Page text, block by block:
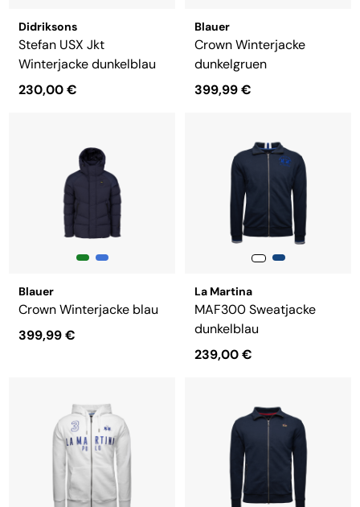
Didriksons
Stefan USX Jkt
Winterjacke dunkelblau
230,00 €
Blauer
Crown Winterjacke
dunkelgruen
399,99 €
Blauer
Crown Winterjacke blau
399,99 €
La Martina
MAF300 Sweatjacke
dunkelblau
239,00 €